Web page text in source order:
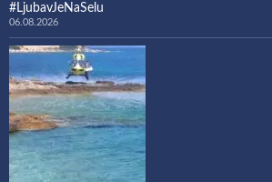
#LjubavJeNaSelu
06.08.2026